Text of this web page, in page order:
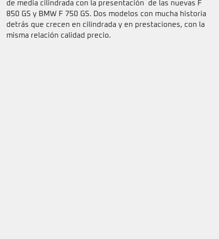
de media cilindrada con la presentación de las nuevas F
850 GS y BMW F 750 GS. Dos modelos con mucha historia
detrás que crecen en cilindrada y en prestaciones, con la
misma relación calidad precio.